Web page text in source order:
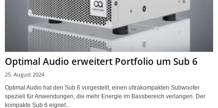
Optimal Audio erweitert Portfolio um Sub 6
25. August 2024
Optimal Audio hat den Sub 6 vorgestellt, einen ultrakompakten Subwoofer
speziell für Anwendungen, die mehr Energie im Bassbereich verlangen. Der
kompakte Sub 6 eignet...